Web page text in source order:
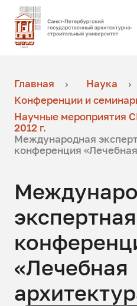
Главная
Наука
Конференции и
Научные мероприятия
2012 г.
Международная
конференция
экспертная
«Лечебная